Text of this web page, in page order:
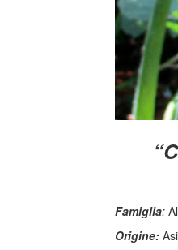
Famiglia:
Origine: